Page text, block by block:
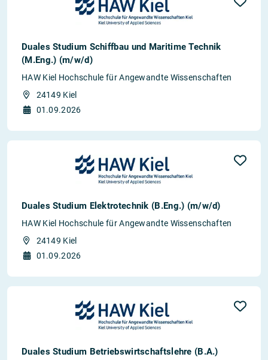
Duales Studium Schiffbau und Maritime Technik
(M.Eng.) (m/w/d)
HAW Kiel Hochschule für Angewandte Wissenschaften
24149 Kiel
01.09.2026
Duales Studium Elektrotechnik (B.Eng.) (m/w/d)
HAW Kiel Hochschule für Angewandte Wissenschaften
24149 Kiel
01.09.2026
Duales Studium Betriebswirtschaftslehre (B.A.)